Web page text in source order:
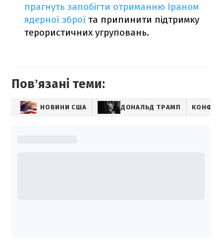
прагнуть запобігти отриманню Іраном
ядерної зброї та припинити підтримку
терористичних угруповань.
Повʼязані теми:
НОВИНИ США ДОНАЛЬД ТРАМП